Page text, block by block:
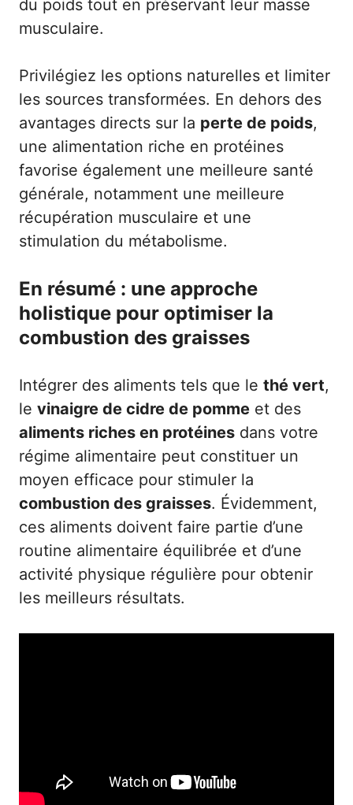
du poids tout en préservant leur masse
musculaire.
Privilégiez les options naturelles et limiter
les sources transformées. En dehors des
avantages directs sur la perte de poids,
une alimentation riche en protéines
favorise également une meilleure santé
générale, notamment une meilleure
récupération musculaire et une
stimulation du métabolisme.
En résumé : une approche
holistique pour optimiser la
combustion des graisses
Intégrer des aliments tels que le thé vert,
le vinaigre de cidre de pomme et des
aliments riches en protéines dans votre
régime alimentaire peut constituer un
moyen efficace pour stimuler la
combustion des graisses. Évidemment,
ces aliments doivent faire partie d’une
routine alimentaire équilibrée et d’une
activité physique régulière pour obtenir
les meilleurs résultats.